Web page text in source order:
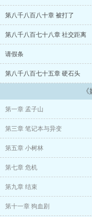
一截素袖垂落而下。
......
院子另一边的梧桐树上有“
间或还杂有“咯咯”的叫声
已经这么热闹了。
可以开茶话会了。
第八千八百八十章 被打了
第八千八百七十八章 社交距离
请假条
第八千八百七十五章 硬石头
第一章 孟子山
第三章 笔记本与异变
第五章 小树林
第七章 危机
第九章 结束
第十一章 狗血剧